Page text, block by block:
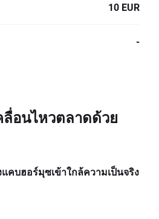
10 EUR
-
อนไหวตลาดด้วย
คบฮอร์มุซเข้าใกล้ความเป็นจริง